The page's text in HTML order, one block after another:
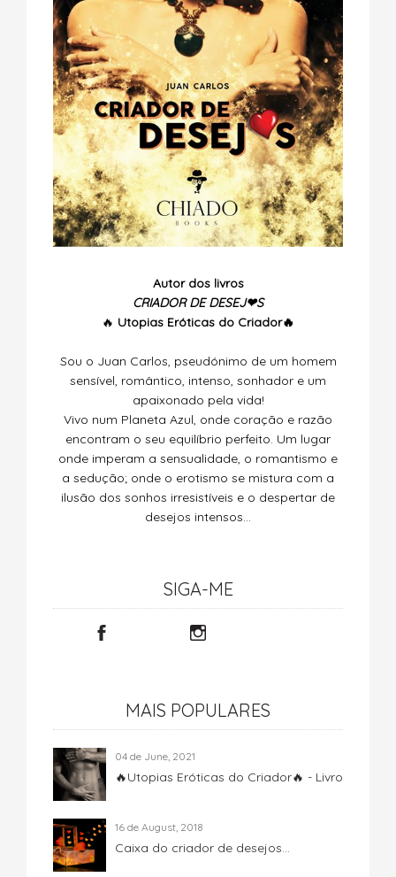
Autor dos livros
CRIADOR DE DESEJ❤S
🔥 Utopias Eróticas do Criador🔥
Sou o Juan Carlos, pseudónimo de um homem
sensível, romântico, intenso, sonhador e um
apaixonado pela vida!
Vivo num Planeta Azul, onde coração e razão
encontram o seu equilíbrio perfeito. Um lugar
onde imperam a sensualidade, o romantismo e
a sedução; onde o erotismo se mistura com a
ilusão dos sonhos irresistíveis e o despertar de
desejos intensos…
SIGA-ME
MAIS POPULARES
04 de June, 2021
🔥Utopias Eróticas do Criador🔥 - Livro
16 de August, 2018
Caixa do criador de desejos...